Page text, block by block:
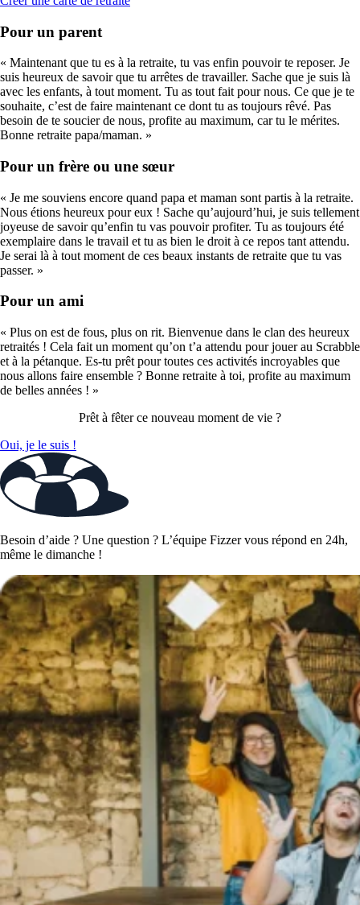
Pour un parent
« Maintenant que tu es à la retraite, tu vas enfin pouvoir te reposer. Je
suis heureux de savoir que tu arrêtes de travailler. Sache que je suis là
avec les enfants, à tout moment. Tu as tout fait pour nous. Ce que je te
souhaite, c’est de faire maintenant ce dont tu as toujours rêvé. Pas
besoin de te soucier de nous, profite au maximum, car tu le mérites.
Bonne retraite papa/maman. »
Pour un frère ou une sœur
« Je me souviens encore quand papa et maman sont partis à la retraite.
Nous étions heureux pour eux ! Sache qu’aujourd’hui, je suis tellement
joyeuse de savoir qu’enfin tu vas pouvoir profiter. Tu as toujours été
exemplaire dans le travail et tu as bien le droit à ce repos tant attendu.
Je serai là à tout moment de ces beaux instants de retraite que tu vas
passer. »
Pour un ami
« Plus on est de fous, plus on rit. Bienvenue dans le clan des heureux
retraités ! Cela fait un moment qu’on t’a attendu pour jouer au Scrabble
et à la pétanque. Es-tu prêt pour toutes ces activités incroyables que
nous allons faire ensemble ? Bonne retraite à toi, profite au maximum
de belles années ! »
Prêt à fêter ce nouveau moment de vie ?
Oui, je le suis !
Besoin d’aide ? Une question ? L’équipe Fizzer vous répond en 24h,
même le dimanche !